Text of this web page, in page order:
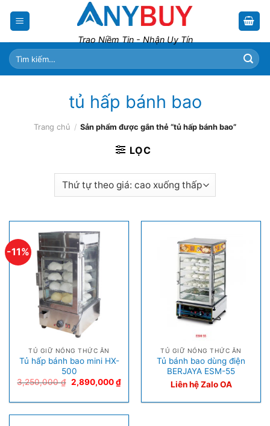
Trao Niềm Tin - Nhận Uy Tín
Tìm
kiếm:
tủ hấp bánh bao
Trang chủ / Sản phẩm được gắn thẻ “tủ hấp bánh bao”
LỌC
-11%
TỦ GIỮ NÓNG THỨC ĂN
Tủ hấp bánh bao mini HX-
500
3,250,000₫ 2,890,000₫
TỦ GIỮ NÓNG THỨC ĂN
Tủ bánh bao dùng điện
BERJAYA ESM-55
Liên hệ Zalo OA